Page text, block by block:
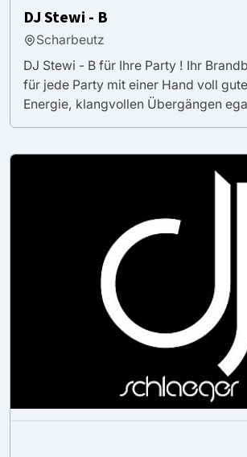
DJ Stewi - B
Scharbeutz
DJ Stewi - B für Ihre Party ! Ihr
für jede Party mit einer Hand voll
Energie, klangvollen Übergängen